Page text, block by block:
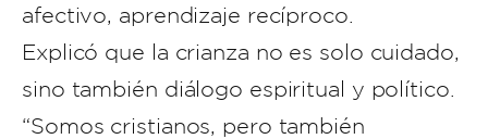
afectivo, aprendizaje recíproco.
Explicó que la crianza no es solo cuidado,
sino también diálogo espiritual y político.
“Somos cristianos, pero también